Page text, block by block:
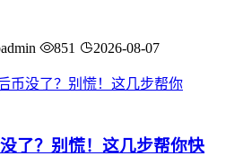
851 2026-08-07
了？别慌！这几步帮你快